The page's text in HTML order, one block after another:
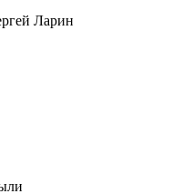
Ларин